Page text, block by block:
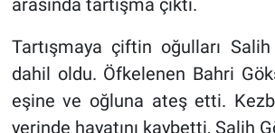
arasında tartışma çıktı.
Tartışmaya çiftin oğulları
dahil oldu. Öfkelenen Bahri
eşine ve oğluna ateş etti.
yerinde hayatını kaybetti, Salih